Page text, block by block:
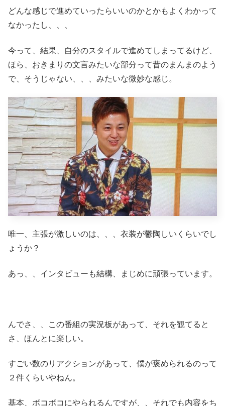
どんな感じで進めていったらいいのかとかもよくわかって
なかったし、、、
今って、結果、自分のスタイルで進めてしまってるけど、
ほら、おきまりの文言みたいな部分って昔のまんまのよう
で、そうじゃない、、、みたいな微妙な感じ。
唯一、主張が激しいのは、、、衣装が鬱陶しいくらいでし
ょうか？
あっ、、インタビューも結構、まじめに頑張っています。
んでさ、、この番組の実況板があって、それを観てると
さ、ほんとに楽しい。
すごい数のリアクションがあって、僕が褒められるのって
２件くらいやねん。
基本、ボコボコにやられるんですが、、それでも内容をち